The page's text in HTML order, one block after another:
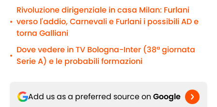
•
Rivoluzione dirigenziale in casa Milan: Furlani
verso l'addio, Carnevali e Furlani i possibili AD e
torna Galliani
•
Dove vedere in TV Bologna-Inter (38ª giornata
Serie A) e le probabili formazioni
Add us as a preferred source on Google